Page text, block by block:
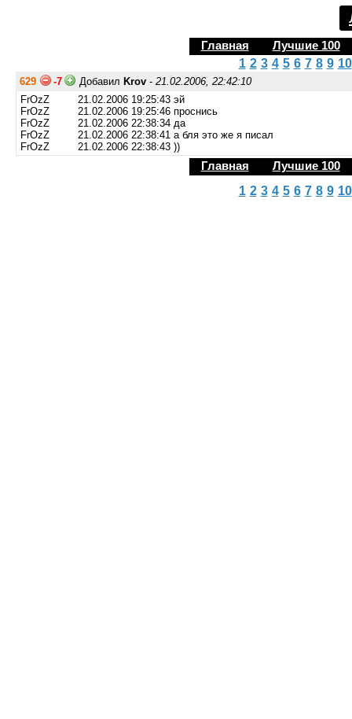
Главная Лучшие 100
1 2 3 4 5 6 7 8 9 10
629 -7 Добавил Krov - 21.02.2006, 22:42:10
FrOzZ 21.02.2006 19:25:43 эй
FrOzZ 21.02.2006 19:25:46 проснись
FrOzZ 21.02.2006 22:38:34 да
FrOzZ 21.02.2006 22:38:41 а бля это же я писал
FrOzZ 21.02.2006 22:38:43 ))
Главная Лучшие 100
1 2 3 4 5 6 7 8 9 10